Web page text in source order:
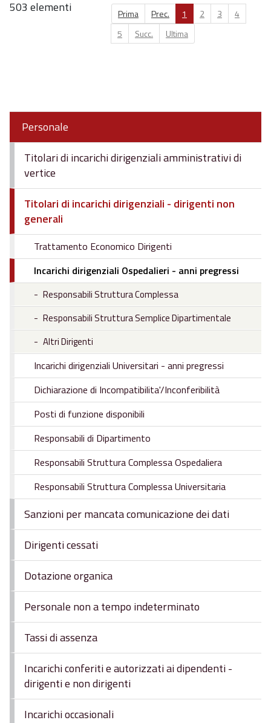
503 elementi Prima Prec. 1 2 3
4
5
Succ. Ultima
Personale
Titolari di incarichi dirigenziali amministrativi di
vertice
Titolari di incarichi dirigenziali - dirigenti non
generali
Trattamento Economico Dirigenti
Incarichi dirigenziali Ospedalieri - anni pregressi
Responsabili Struttura Complessa
Responsabili Struttura Semplice Dipartimentale
Altri Dirigenti
Incarichi dirigenziali Universitari - anni pregressi
Dichiarazione di Incompatibilita'/Inconferibilità
Posti di funzione disponibili
Responsabili di Dipartimento
Responsabili Struttura Complessa Ospedaliera
Responsabili Struttura Complessa Universitaria
Sanzioni per mancata comunicazione dei dati
Dirigenti cessati
Dotazione organica
Personale non a tempo indeterminato
Tassi di assenza
Incarichi conferiti e autorizzati ai dipendenti -
dirigenti e non dirigenti
Incarichi occasionali